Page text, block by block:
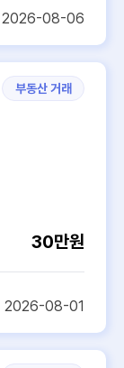
2026-08-06
부동산 거래
30만원
2026-08-01